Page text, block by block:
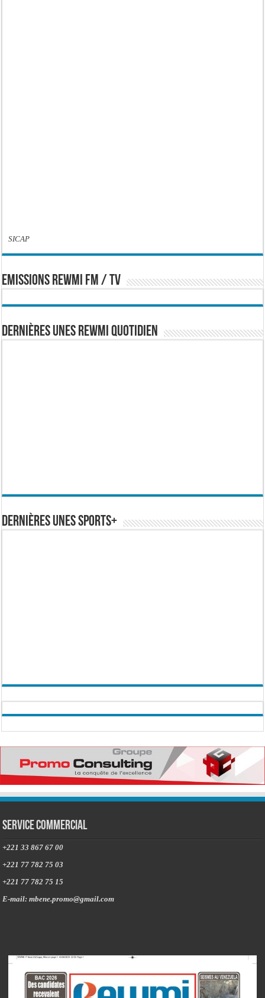
SICAP
EMISSIONS REWMI FM / TV
Dernières Unes Rewmi Quotidien
Dernières Unes Sports+
Service commercial
+221 33 867 67 00
+221 77 782 75 03
+221 77 782 75 15
E-mail: mbene.promo@gmail.com